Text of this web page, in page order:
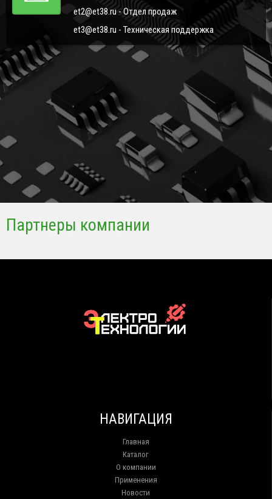
et2@et38.ru - Отдел продаж
et3@et38.ru - Техническая поддержка
Партнеры компании
НАВИГАЦИЯ
Главная
Каталог
О компании
Применения
Новости